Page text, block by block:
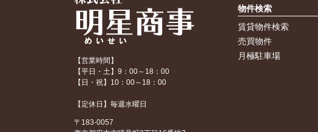
【営業時間】
【平日・土】9：00～18：00
【日・祝】10：00～18：00
【定休日】毎週水曜日
〒183-0057
物件検索
賃貸物件検索
売買物件
月極駐車場